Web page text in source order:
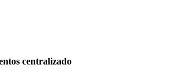
centralizado